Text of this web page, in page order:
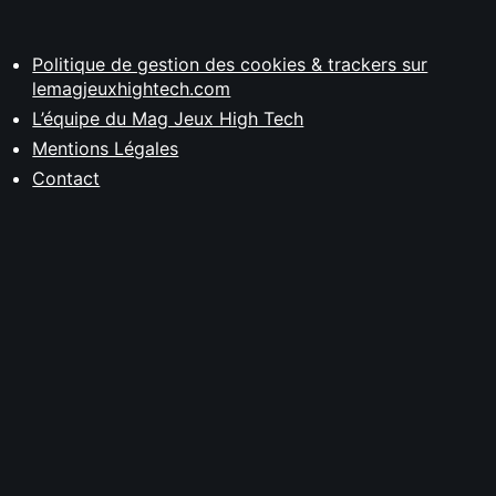
Politique de gestion des cookies & trackers sur
lemagjeuxhightech.com
L’équipe du Mag Jeux High Tech
Mentions Légales
Contact